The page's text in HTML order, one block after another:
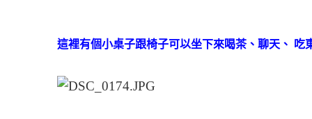
這裡有個小桌子跟椅子可以坐下來喝茶、聊天、 吃